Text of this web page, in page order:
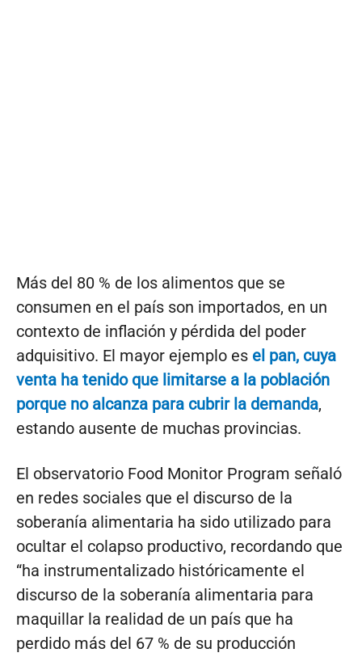
Más del 80 % de los alimentos que se
consumen en el país son importados, en un
contexto de inflación y pérdida del poder
adquisitivo. El mayor ejemplo es el pan, cuya
venta ha tenido que limitarse a la población
porque no alcanza para cubrir la demanda,
estando ausente de muchas provincias.
El observatorio Food Monitor Program señaló
en redes sociales que el discurso de la
soberanía alimentaria ha sido utilizado para
ocultar el colapso productivo, recordando que
“ha instrumentalizado históricamente el
discurso de la soberanía alimentaria para
maquillar la realidad de un país que ha
perdido más del 67 % de su producción